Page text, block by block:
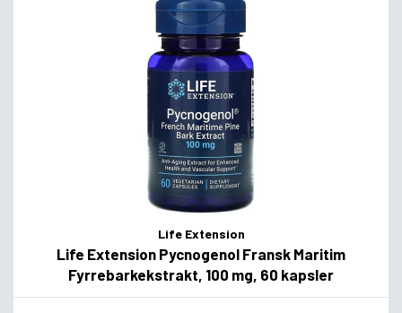
Life Extension
Life Extension Pycnogenol Fransk Maritim
Fyrrebarkekstrakt, 100 mg, 60 kapsler